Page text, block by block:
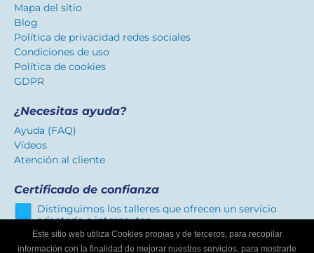
Mapa del sitio
Blog
Política de privacidad redes sociales
Condiciones de uso
Política de cookies
GDPR
¿Necesitas ayuda?
Ayuda (FAQ)
Vídeos
Atención al cliente
Certificado de confianza
Distinguimos los talleres que ofrecen un servicio
adaptado a internautas.
Este sitio web utiliza Cookies propias y de terceros, para recopilar
información con la finalidad de mejorar nuestros servicios, para mostrarle